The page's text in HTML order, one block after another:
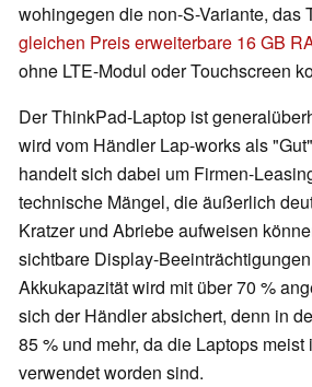
wohingegen die non-S-Variante, das
gleichen Preis erweiterbare 16 GB
ohne LTE-Modul oder Touchscreen
Der ThinkPad-Laptop ist
wird vom Händler Lap-works als
handelt sich dabei um Firmen-
technische Mängel, die äußerlich
Kratzer und Abriebe aufweisen
sichtbare Display-
Akkukapazität wird mit über 70 %
sich der Händler absichert, denn in
85 % und mehr, da die Laptops
verwendet worden sind.